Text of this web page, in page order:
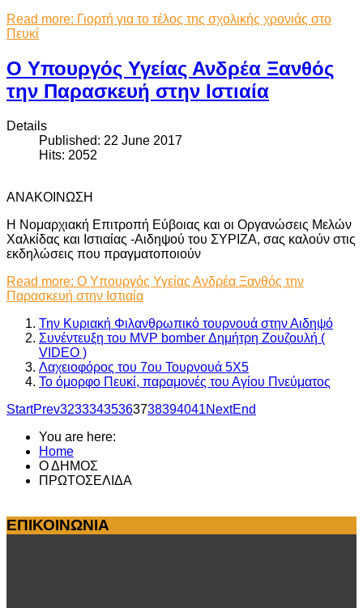
Read more: Γιορτή για το τέλος της σχολικής χρονιάς στο
Πευκί
Ο Υπουργός Υγείας Ανδρέα Ξανθός
την Παρασκευή στην Ιστιαία
Details
Published: 22 June 2017
Hits: 2052
ΑΝΑΚΟΙΝΩΣΗ
Η Νομαρχιακή Επιτροπή Εύβοιας και οι Οργανώσεις Μελών
Χαλκίδας και Ιστιαίας -Αιδηψού του ΣΥΡΙΖΑ, σας καλούν στις
εκδηλώσεις που πραγματοποιούν
Read more: Ο Υπουργός Υγείας Ανδρέα Ξανθός την
Παρασκευή στην Ιστιαία
Την Κυριακή Φιλανθρωπικό τουρνουά στην Αιδηψό
Συνέντευξη του MVP bomber Δημήτρη Ζουζουλή (
VIDEO )
Λαχειοφόρος του 7ου Τουρνουά 5Χ5
Το όμορφο Πευκί, παραμονές του Αγίου Πνεύματος
StartPrev32333435363738394041NextEnd
You are here:
Home
Ο ΔΗΜΟΣ
ΠΡΩΤΟΣΕΛΙΔΑ
ΕΠΙΚΟΙΝΩΝΙΑ